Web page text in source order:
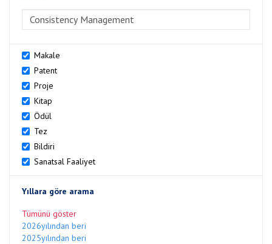
Makale
Patent
Proje
Kitap
Ödül
Tez
Bildiri
Sanatsal Faaliyet
Yıllara göre arama
Tümünü göster
2026yılından beri
2025yılından beri